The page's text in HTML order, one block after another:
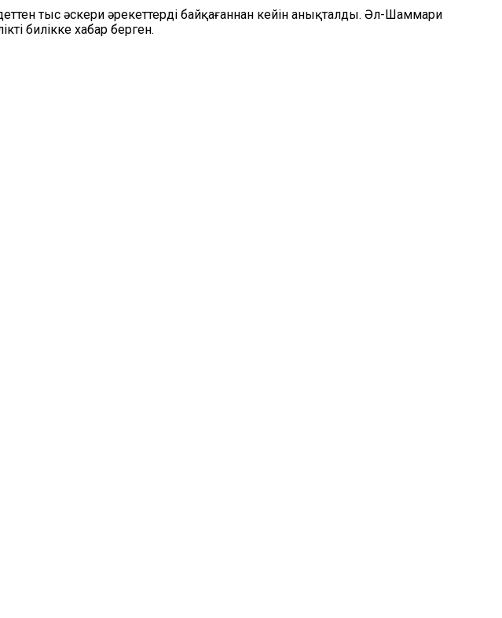
тыс әскери әрекеттерді байқағаннан кейін анықталды. Әл-Шаммари
билікке хабар берген.